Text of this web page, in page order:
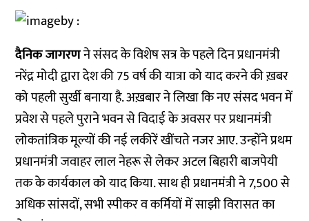
दैनिक जागरणने संसद के विशेष सत्र के पहले दिन प्रधानमंत्री
नरेंद्र मोदी द्वारा देश की 75 वर्ष की यात्रा को याद करने की ख़बर
को पहली सुर्खी बनाया है. अख़बार ने लिखा कि नए संसद भवन में
प्रवेश से पहले पुराने भवन से विदाई के अवसर पर प्रधानमंत्री
लोकतांत्रिक मूल्यों की नई लकीरें खींचते नजर आए. उन्होंने प्रथम
प्रधानमंत्री जवाहर लाल नेहरू से लेकर अटल बिहारी बाजपेयी
तक के कार्यकाल को याद किया. साथ ही प्रधानमंत्री ने 7,500 से
अधिक सांसदों, सभी स्पीकर व कर्मियों में साझी विरासत का